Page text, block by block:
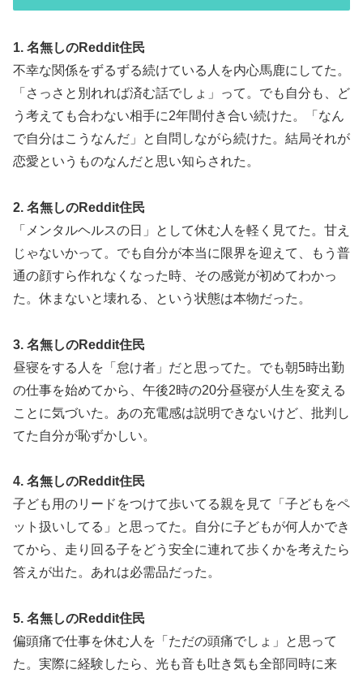
1. 名無しのReddit住民
不幸な関係をずるずる続けている人を内心馬鹿にしてた。
「さっさと別れれば済む話でしょ」って。でも自分も、ど
う考えても合わない相手に2年間付き合い続けた。「なん
で自分はこうなんだ」と自問しながら続けた。結局それが
恋愛というものなんだと思い知らされた。
2. 名無しのReddit住民
「メンタルヘルスの日」として休む人を軽く見てた。甘え
じゃないかって。でも自分が本当に限界を迎えて、もう普
通の顔すら作れなくなった時、その感覚が初めてわかっ
た。休まないと壊れる、という状態は本物だった。
3. 名無しのReddit住民
昼寝をする人を「怠け者」だと思ってた。でも朝5時出勤
の仕事を始めてから、午後2時の20分昼寝が人生を変える
ことに気づいた。あの充電感は説明できないけど、批判し
てた自分が恥ずかしい。
4. 名無しのReddit住民
子ども用のリードをつけて歩いてる親を見て「子どもをペ
ット扱いしてる」と思ってた。自分に子どもが何人かでき
てから、走り回る子をどう安全に連れて歩くかを考えたら
答えが出た。あれは必需品だった。
5. 名無しのReddit住民
偏頭痛で仕事を休む人を「ただの頭痛でしょ」と思って
た。実際に経験したら、光も音も吐き気も全部同時に来